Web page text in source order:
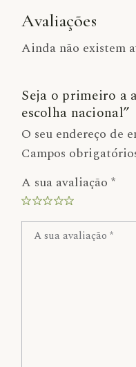
Avaliações
Ainda não existem
Seja o primeiro a
escolha nacional”
O seu endereço de
Campos
A sua avaliação*